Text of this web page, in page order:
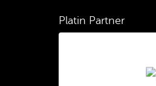
Platin Partner